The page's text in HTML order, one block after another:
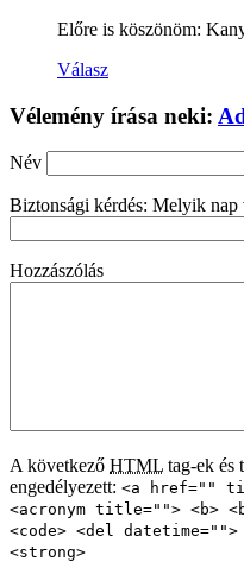
Előre is köszönöm:
Válasz
Vélemény írása neki:
Név
Biztonsági kérdés: Melyik nap
Hozzászólás
A következő HTML tag-ek és
engedélyezett: <a href=""
<acronym title=""> <b>
<code> <del
<strong>